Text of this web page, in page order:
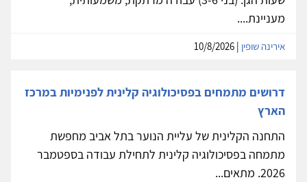
מעניינת....
אירינה שופין
דרושים מתמחים בפסיכולוגיה קלינית לפנימיות במרכז
הארץ
התחנה הקלינית של עליית הנוער בתל אביב מחפשת
מתמחה בפסיכולוגיה קלינית לתחילת עבודה בספטמבר
2026. מתאים...